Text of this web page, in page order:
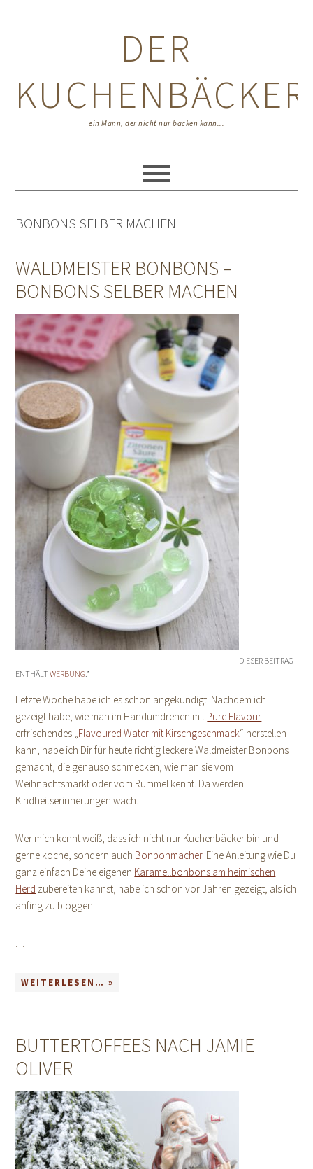
DER
KUCHENBÄCKER
ein Mann, der nicht nur backen kann...
BONBONS SELBER MACHEN
WALDMEISTER BONBONS –
BONBONS SELBER MACHEN
DIESER BEITRAG
ENTHÄLTWERBUNG.*
Letzte Woche habe ich es schon angekündigt: Nachdem ich
gezeigt habe, wie man im Handumdrehen mit Pure Flavour
erfrischendes „Flavoured Water mit Kirschgeschmack“ herstellen
kann, habe ich Dir für heute richtig leckere Waldmeister Bonbons
gemacht, die genauso schmecken, wie man sie vom
Weihnachtsmarkt oder vom Rummel kennt. Da werden
Kindheitserinnerungen wach.
Wer mich kennt weiß, dass ich nicht nur Kuchenbäcker bin und
gerne koche, sondern auch Bonbonmacher. Eine Anleitung wie Du
ganz einfach Deine eigenen Karamellbonbons am heimischen
Herd zubereiten kannst, habe ich schon vor Jahren gezeigt, als ich
anfing zu bloggen.
…
WEITERLESEN… »
BUTTERTOFFEES NACH JAMIE
OLIVER